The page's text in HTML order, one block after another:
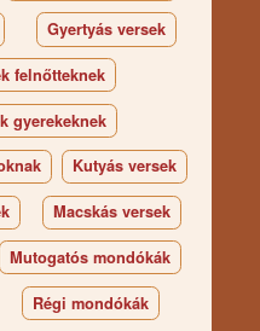
Gyertyás versek
felnőtteknek
gyerekeknek
Kutyás versek
Macskás versek
Mutogatós mondókák
Régi mondókák